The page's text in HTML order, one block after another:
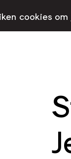
cookies